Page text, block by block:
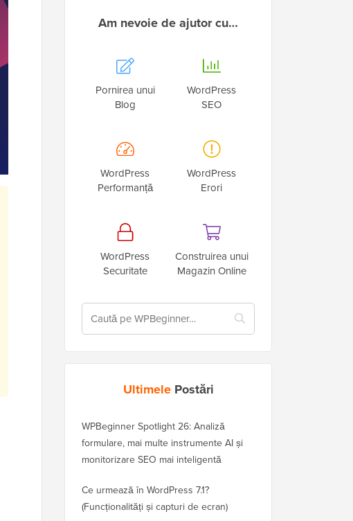
Am nevoie de ajutor cu…
Pornirea unui
Blog
WordPress
SEO
WordPress
Performanță
WordPress
Erori
WordPress
Securitate
Construirea unui
Magazin Online
UltimelePostări
WPBeginner Spotlight 26: Analiză
formulare, mai multe instrumente AI și
monitorizare SEO mai inteligentă
Ce urmează în WordPress 7.1?
(Funcționalități și capturi de ecran)